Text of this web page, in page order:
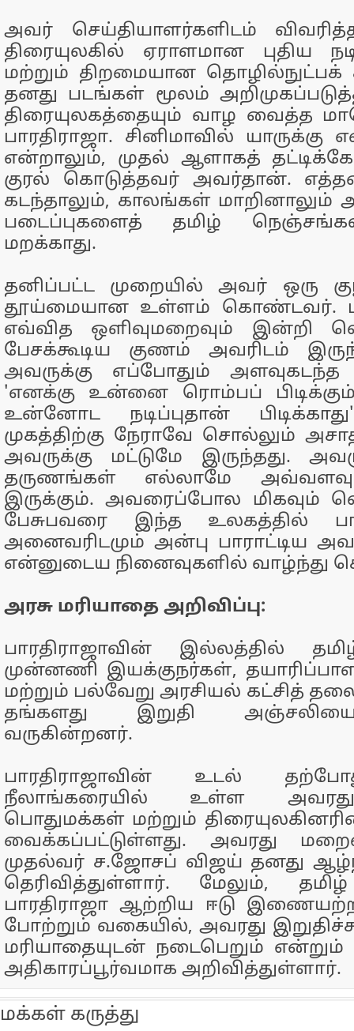
அவர் செய்தியாளர்களிடம்
திரையுலகில் ஏராளமான புதிய
மற்றும் திறமையான
தனது படங்கள் மூலம்
திரையுலகத்தையும் வாழ வைத்த
பாரதிராஜா. சினிமாவில்
என்றாலும், முதல் ஆளாகத்
குரல் கொடுத்தவர் அவர்தான்.
கடந்தாலும், காலங்கள்
படைப்புகளைத் தமிழ்
மறக்காது.
தனிப்பட்ட முறையில் அவர் ஒரு
தூய்மையான உள்ளம் கொண்டவர்.
எவ்வித ஒளிவுமறைவும் இன்றி
பேசக்கூடிய குணம் அவரிடம்
அவருக்கு எப்போதும்
'எனக்கு உன்னை ரொம்பப்
உன்னோட நடிப்புதான்
முகத்திற்கு நேராவே சொல்லும்
அவருக்கு மட்டுமே இருந்தது.
தருணங்கள் எல்லாமே அவ்வளவு
இருக்கும். அவரைப்போல மிகவும்
பேசுபவரை இந்த உலகத்தில்
அனைவரிடமும் அன்பு பாராட்டிய
என்னுடைய நினைவுகளில் வாழ்ந்து
அரசு மரியாதை அறிவிப்பு:
பாரதிராஜாவின் இல்லத்தில்
முன்னணி இயக்குநர்கள்,
மற்றும் பல்வேறு அரசியல் கட்சித்
தங்களது இறுதி
வருகின்றனர்.
பாரதிராஜாவின் உடல்
நீலாங்கரையில் உள்ள
பொதுமக்கள் மற்றும்
வைக்கப்பட்டுள்ளது. அவரது
முதல்வர் ச.ஜோசப் விஜய் தனது
தெரிவித்துள்ளார். மேலும், தமிழ்
பாரதிராஜா ஆற்றிய ஈடு
போற்றும் வகையில், அவரது
மரியாதையுடன் நடைபெறும்
அதிகாரப்பூர்வமாக அறிவித்துள்ளார்.
மக்கள் கருத்து